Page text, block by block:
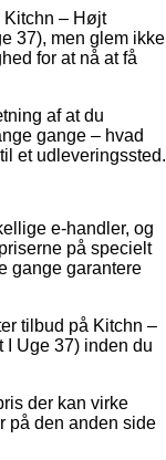
Kitchn – Højt
37), men glem ikke
for at nå at få
af at du
gange – hvad
et udleveringssted.
e-handler, og
på specielt
gange garantere
tilbud på Kitchn –
I Uge 37) inden du
der kan virke
på den anden side